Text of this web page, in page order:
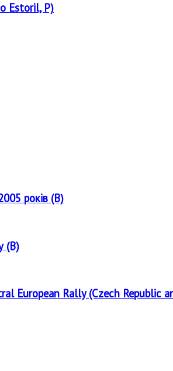
Estoril, P)
років (B)
(B)
European Rally (Czech Republic